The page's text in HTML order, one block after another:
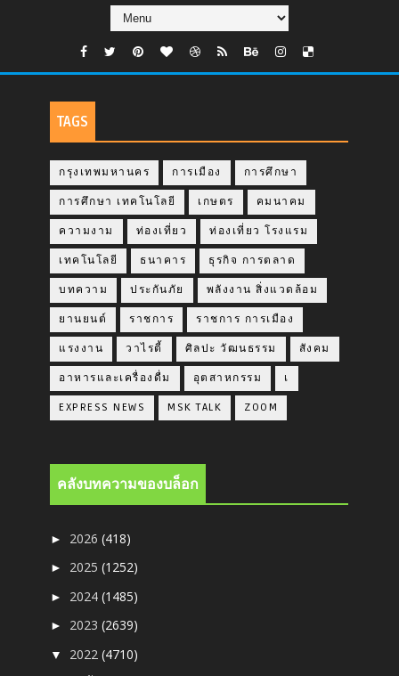
TAGS
กรุงเทพมหานคร การเมือง การศึกษา
การศึกษา เทคโนโลยี เกษตร คมนาคม
ความงาม ท่องเที่ยว ท่องเที่ยว โรงแรม
เทคโนโลยี ธนาคาร ธุรกิจ การตลาด
บทความ ประกันภัย พลังงาน สิ่งแวดล้อม
ยานยนต์ ราชการ ราชการ การเมือง
แรงงาน วาไรตี้ ศิลปะ วัฒนธรรม สังคม
อาหารและเครื่องดื่ม อุตสาหกรรม เ
EXPRESS NEWS MSK TALK ZOOM
คลังบทความของบล็อก
► 2026(418)
► 2025(1252)
► 2024(1485)
► 2023(2639)
▼ 2022(4710)